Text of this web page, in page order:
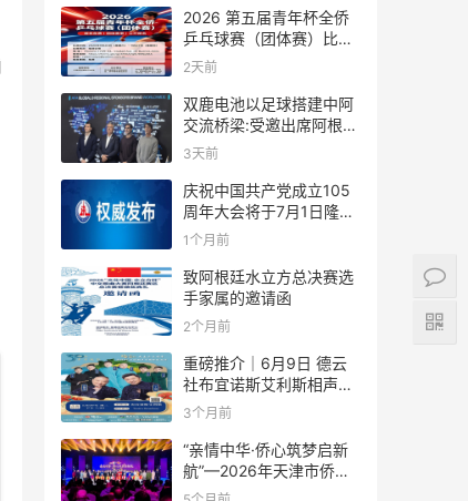
2026 第五届青年杯全侨
乒乓球赛（团体赛）比赛
规则
2天前
双鹿电池以足球搭建中阿
交流桥梁:受邀出席阿根廷
足协赞助商招待会！
3天前
庆祝中国共产党成立105
周年大会将于7月1日隆重
举行
1个月前
致阿根廷水立方总决赛选
手家属的邀请函
2个月前
重磅推介｜6月9日 德云
社布宜诺斯艾利斯相声专
场！国风曲艺邂逅南美风
结！
3个月前
“亲情中华·侨心筑梦启新
航”—2026年天津市侨界
新春联谊活动成功举办